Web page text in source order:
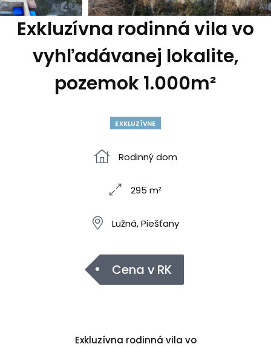
Exkluzívna rodinná vila vo
vyhľadávanej lokalite,
pozemok 1.000m²
EXKLUZÍVNE
Rodinný dom
295 m²
Lužná, Piešťany
Cena v RK
Exkluzívna rodinná vila vo